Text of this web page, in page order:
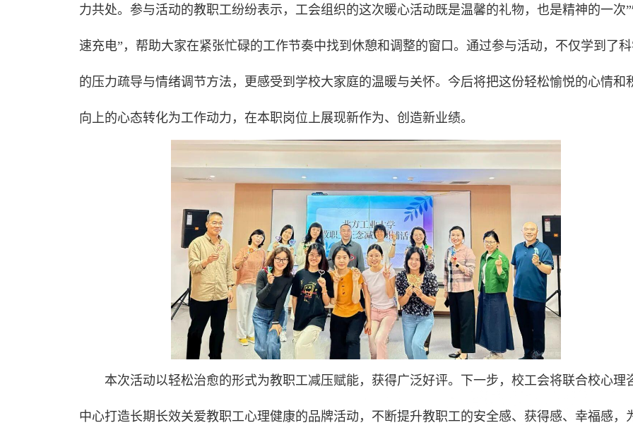
力共处。参与活动的教职工纷纷表示，工会组织的这次暖心活动既是温馨的礼物，也是精神的一次
速充电”，帮助大家在紧张忙碌的工作节奏中找到休憩和调整的窗口。通过参与活动，不仅学到了
的压力疏导与情绪调节方法，更感受到学校大家庭的温暖与关怀。今后将把这份轻松愉悦的心情和
向上的心态转化为工作动力，在本职岗位上展现新作为、创造新业绩。
本次活动以轻松治愈的形式为教职工减压赋能，获得广泛好评。下一步，校工会将联合校心理
中心打造长期长效关爱教职工心理健康的品牌活动，不断提升教职工的安全感、获得感、幸福感，